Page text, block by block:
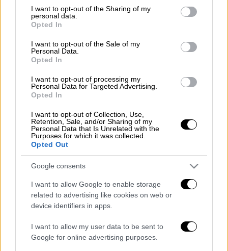
not limited to your visit or usage behaviour. You may click to
grant or deny consent to Google and its third-party tags to
use your data for below specified purposes in below Google
consent section.
I want to opt-out of the Sharing of my
personal data.
Opted In
I want to opt-out of the Sale of my
Personal Data.
Opted In
I want to opt-out of processing my
Personal Data for Targeted Advertising.
Opted In
I want to opt-out of Collection, Use,
Retention, Sale, and/or Sharing of my
Personal Data that Is Unrelated with the
Purposes for which it was collected.
Opted Out
Google consents
I want to allow Google to enable storage
related to advertising like cookies on web or
device identifiers in apps.
I want to allow my user data to be sent to
Google for online advertising purposes.
Αθλητισμός|02.06.2026 07:24
Μάριος Οικονόμου: Σήμερα η κηδεία
θανάτου του
Αρνήθηκε τον έλεγχο
Το περιστατικό έγινε γύρω στις 12:00 το
βράδυ και ενώ ο μπασκετμπολίστας της ΑΕΚ
βρίσκονταν στην οδό Δημοσθένους στην
Καλλιθέα. Τότε φέρεται πως αρνήθηκε να
υποβληθεί σε αστυνομικό έλεγχο και
αντέδρασε επιθετικά με αποτέλεσμα οι
αστυνομικοί να τον συλλάβουν και να τον
οδηγήσουν στο Αστυνομικό Τμήμα της
περιοχής.